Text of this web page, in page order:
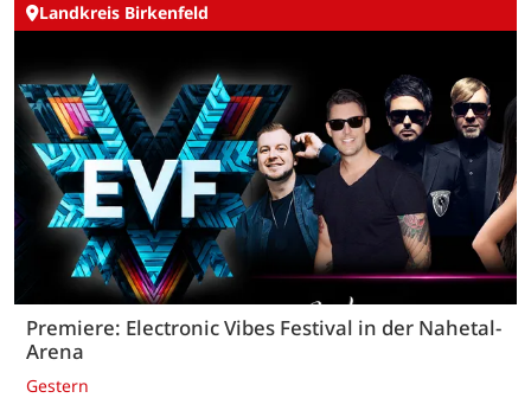
Landkreis Birkenfeld
Premiere: Electronic Vibes Festival in der Nahetal-
Arena
Gestern